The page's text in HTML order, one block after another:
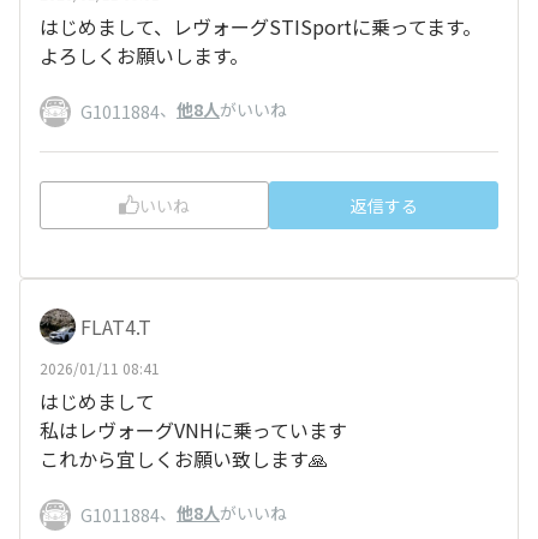
はじめまして、レヴォーグSTISportに乗ってます。
よろしくお願いします。
G1011884、 他8人がいいね
いいね 返信する
FLAT4.T
2026/01/11 08:41
はじめまして
私はレヴォーグVNHに乗っています
これから宜しくお願い致します🙏
G1011884、 他8人がいいね